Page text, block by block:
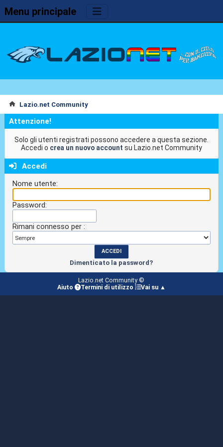
Menu principale
Lazio.net Community
Attenzione!
Solo gli utenti registrati possono accedere a questa sezione.
Accedi o crea un nuovo account su Lazio.net Community
Accedi
Nome utente:
Password:
Rimani connesso per :
Dimenticato la password?
Lazio.net Community ©
Aiuto
Termini di utilizzo Vai su ▲